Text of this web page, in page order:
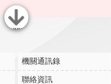
關閉
機關通訊錄
聯絡資訊